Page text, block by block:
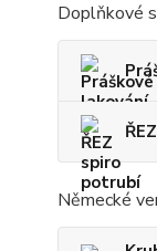
Doplňkové
Německé